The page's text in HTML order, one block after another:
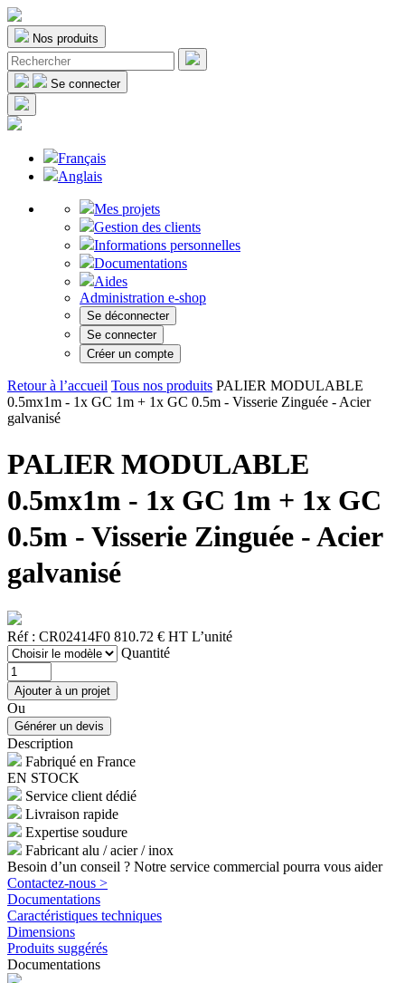
Nos produits
Se connecter
Français
Anglais
Mes projets
Gestion des clients
Informations personnelles
Documentations
Aides
Administration e-shop
Se déconnecter
Se connecter
Créer un compte
Retour à l’accueil Tous nos produits PALIER MODULABLE
0.5mx1m - 1x GC 1m + 1x GC 0.5m - Visserie Zinguée - Acier
galvanisé
PALIER MODULABLE
0.5mx1m - 1x GC 1m + 1x GC
0.5m - Visserie Zinguée - Acier
galvanisé
Réf : CR02414F0 810.72 € HT L’unité
Quantité
Ou
Description
Fabriqué en France
EN STOCK
Service client dédié
Livraison rapide
Expertise soudure
Fabricant alu / acier / inox
Besoin d’un conseil ? Notre service commercial pourra vous aider
Contactez-nous >
Documentations
Caractéristiques techniques
Dimensions
Produits suggérés
Documentations